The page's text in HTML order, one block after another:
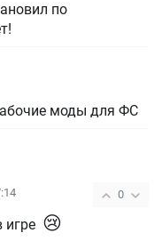
по
моды для ФС
0
игре 😢